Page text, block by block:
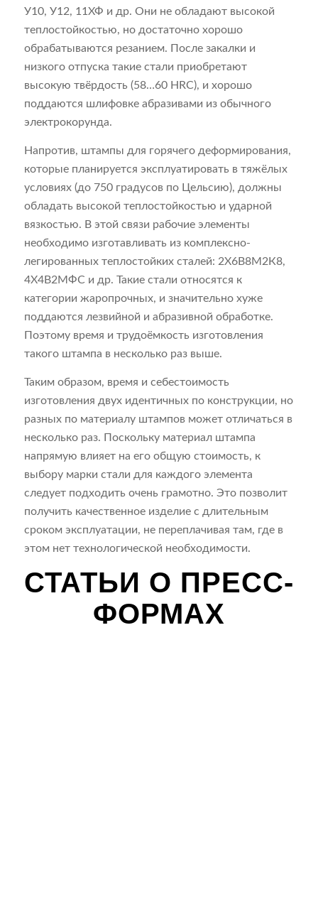
У10, У12, 11ХФ и др. Они не обладают высокой
теплостойкостью, но достаточно хорошо
обрабатываются резанием. После закалки и
низкого отпуска такие стали приобретают
высокую твёрдость (58…60 HRC), и хорошо
поддаются шлифовке абразивами из обычного
электрокорунда.
Напротив, штампы для горячего деформирования,
которые планируется эксплуатировать в тяжёлых
условиях (до 750 градусов по Цельсию), должны
обладать высокой теплостойкостью и ударной
вязкостью. В этой связи рабочие элементы
необходимо изготавливать из комплексно-
легированных теплостойких сталей: 2Х6В8М2К8,
4Х4В2МФС и др. Такие стали относятся к
категории жаропрочных, и значительно хуже
поддаются лезвийной и абразивной обработке.
Поэтому время и трудоёмкость изготовления
такого штампа в несколько раз выше.
Таким образом, время и себестоимость
изготовления двух идентичных по конструкции, но
разных по материалу штампов может отличаться в
несколько раз. Поскольку материал штампа
напрямую влияет на его общую стоимость, к
выбору марки стали для каждого элемента
следует подходить очень грамотно. Это позволит
получить качественное изделие с длительным
сроком эксплуатации, не переплачивая там, где в
этом нет технологической необходимости.
СТАТЬИ О ПРЕСС-
ФОРМАХ